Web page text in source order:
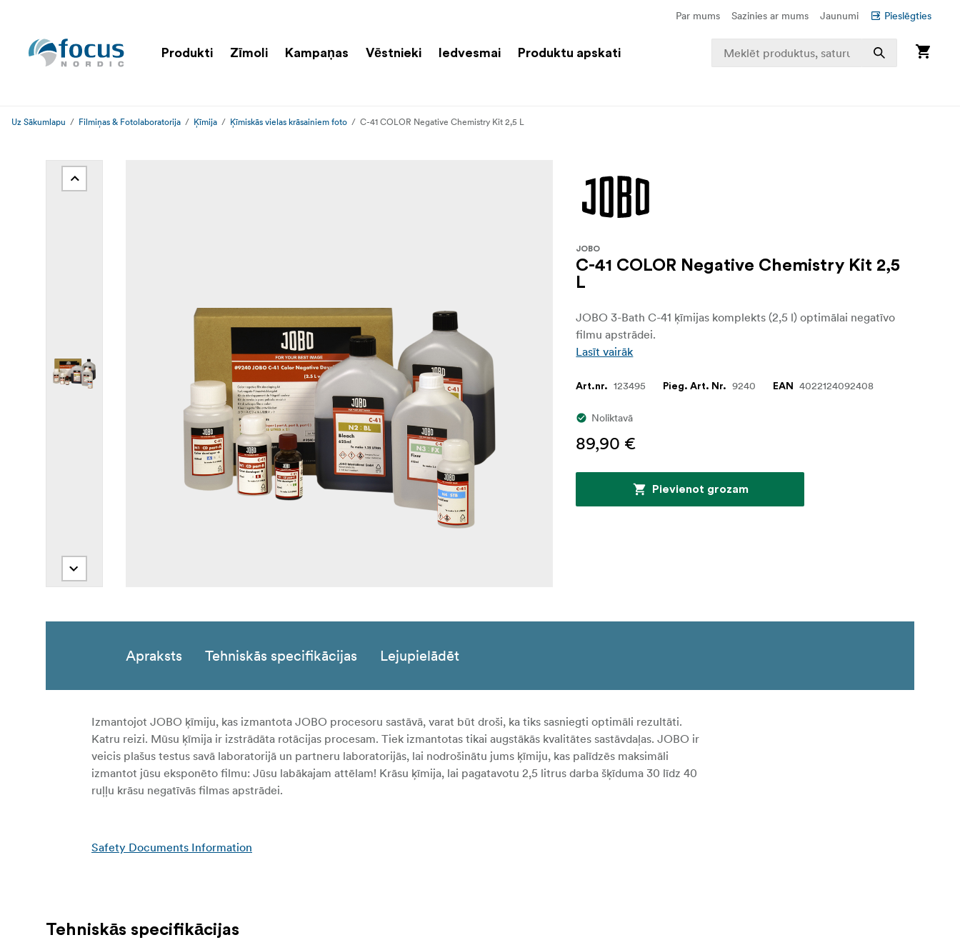
Par mums Sazinies ar mums Jaunumi Pieslēgties
Produkti Zīmoli Kampaņas Vēstnieki Iedvesmai Produktu apskati
Uz Sākumlapu Filmiņas & Fotolaboratorija Ķīmija Ķīmiskās vielas krāsainiem foto C-41 COLOR Negative Chemistry Kit 2,5 L
JOBO
C-41 COLOR Negative Chemistry Kit 2,5
L
JOBO 3-Bath C-41 ķīmijas komplekts (2,5 l) optimālai negatīvo
filmu apstrādei.
Lasīt vairāk
Art.nr. 123495 Pieg. Art. Nr. 9240 EAN 4022124092408
Noliktavā
89,90 €
Pievienot grozam
Apraksts Tehniskās specifikācijas Lejupielādēt
Izmantojot JOBO ķīmiju, kas izmantota JOBO procesoru sastāvā, varat būt droši, ka tiks sasniegti optimāli rezultāti.
Katru reizi. Mūsu ķīmija ir izstrādāta rotācijas procesam. Tiek izmantotas tikai augstākās kvalitātes sastāvdaļas. JOBO ir
veicis plašus testus savā laboratorijā un partneru laboratorijās, lai nodrošinātu jums ķīmiju, kas palīdzēs maksimāli
izmantot jūsu eksponēto filmu: Jūsu labākajam attēlam! Krāsu ķīmija, lai pagatavotu 2,5 litrus darba šķīduma 30 līdz 40
ruļļu krāsu negatīvās filmas apstrādei.
Safety Documents Information
Tehniskās specifikācijas